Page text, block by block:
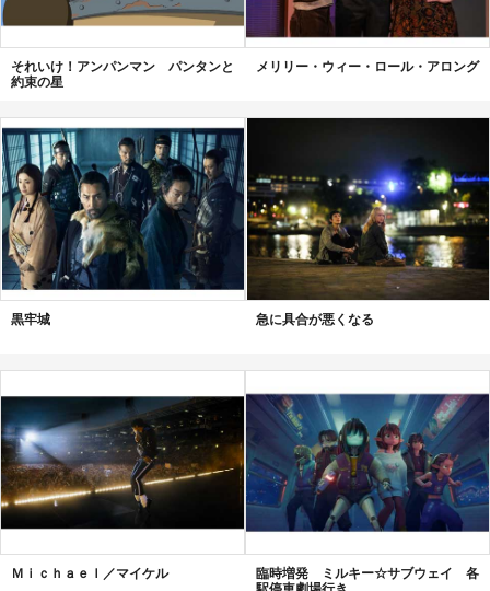
それいけ！アンパンマン パンタンと
約束の星
メリリー・ウィー・ロール・アロング
黒牢城 急に具合が悪くなる
Ｍｉｃｈａｅｌ／マイケル
臨時増発 ミルキー☆サブウェイ 各